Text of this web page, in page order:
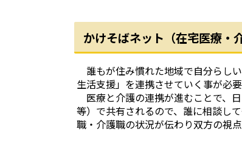
かけそばネット（在宅医療・
誰もが住み慣れた地域で自分らし
生活支援」を連携させていく事が必要
医療と介護の連携が進むことで、
等）で共有されるので、誰に相談し
職・介護職の状況が伝わり双方の視